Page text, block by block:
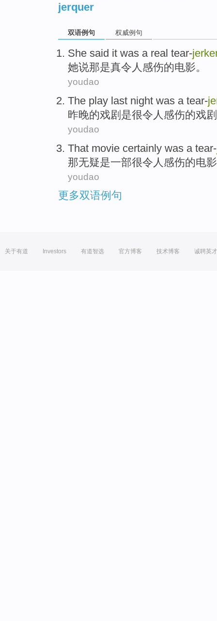
jerquer
双语例句 权威例句
She said it was a real tear-
她说那是真令人感伤的电影。
youdao
The play last night was a tear-
昨晚的戏剧 是很令人感伤的戏
youdao
That movie certainly was a tear-
那无疑是一部很令人感伤的电影
youdao
更多双语例句
关于有道 Investors 有道智选 官方博客 技术博客 诚聘英才